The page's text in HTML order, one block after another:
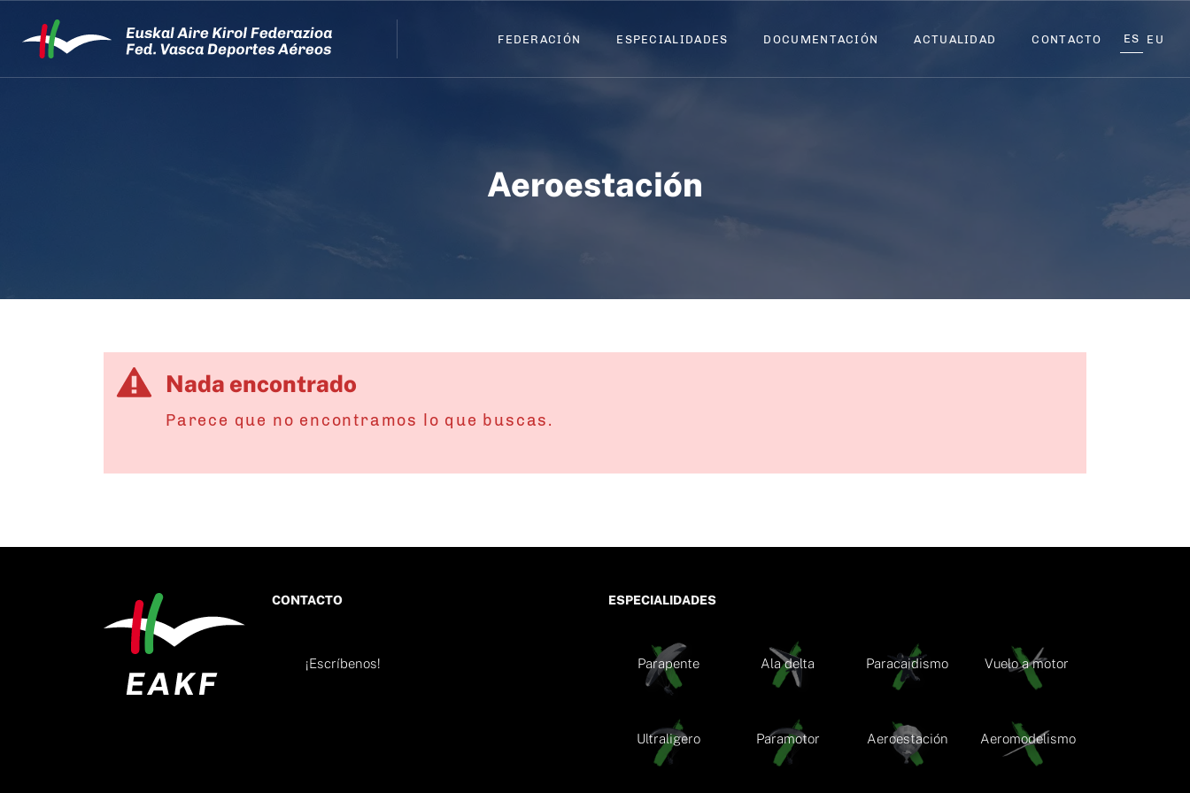
FEDERACIÓN
FEDERACIÓN ESPECIALIDADES
ESPECIALIDADES DOCUMENTACIÓN
DOCUMENTACIÓN ACTUALIDAD
ACTUALIDAD CONTACTO
CONTACTO ES
ES EU
EU
Aeroestación
Nada encontrado
Parece que no encontramos lo que buscas.
CONTACTO
¡Escríbenos!
ESPECIALIDADES
Parapente
Ultraligero
Ala delta
Paramotor
Paracaidismo
Aeroestación
Vuelo a motor
Aeromodelismo